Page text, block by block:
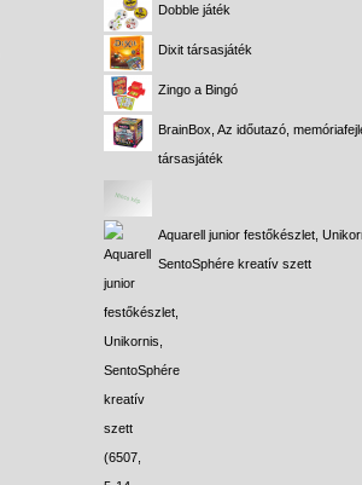
Dobble játék
Dixit társasjáték
Zingo a Bingó
BrainBox, Az időutazó,
társasjáték
Aquarell junior festőkészlet,
SentoSphére kreatív szett